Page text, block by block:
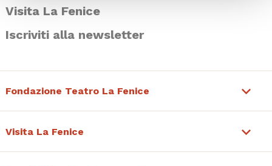
Visita La Fenice
Iscriviti alla newsletter
Fondazione Teatro La Fenice
Visita La Fenice